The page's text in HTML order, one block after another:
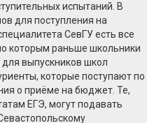
испытаний. В
для поступления на
СевГУ есть все
которым раньше школьники
выпускников школ
которые поступают по
о приёме на бюджет. Те,
ЕГЭ, могут подавать